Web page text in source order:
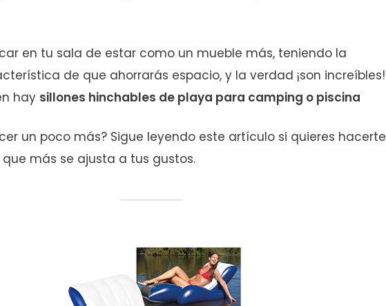
en tu sala de estar como un mueble más, teniendo la
de que ahorrarás espacio, y la verdad ¡son increíbles!
hay sillones hinchables de playa para camping o piscina
un poco más? Sigue leyendo este artículo si quieres hacerte
más se ajusta a tus gustos.